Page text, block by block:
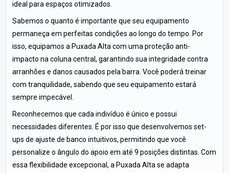
ideal para espaços otimizados.
Sabemos o quanto é importante que seu equipamento
permaneça em perfeitas condições ao longo do tempo. Por
isso, equipamos a Puxada Alta com uma proteção anti-
impacto na coluna central, garantindo sua integridade contra
arranhões e danos causados pela barra. Você poderá treinar
com tranquilidade, sabendo que seu equipamento estará
sempre impecável.
Reconhecemos que cada indivíduo é único e possui
necessidades diferentes. É por isso que desenvolvemos set-
ups de ajuste de banco intuitivos, permitindo que você
personalize o ângulo do apoio em até 9 posições distintas. Com
essa flexibilidade excepcional, a Puxada Alta se adapta